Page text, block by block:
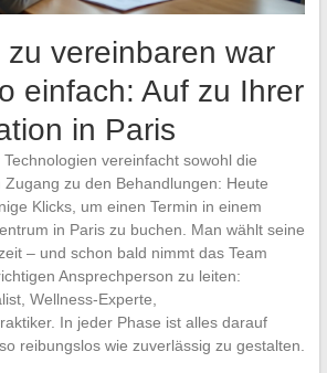
zu vereinbaren war
einfach: Auf zu Ihrer
in Paris
vereinfacht sowohl die
zu den Behandlungen: Heute
Klicks, um einen Termin in einem
in Paris zu buchen. Man wählt seine
– und schon bald nimmt das Team
Ansprechperson zu leiten:
Wellness-Experte,
In jeder Phase ist alles darauf
reibungslos wie zuverlässig zu gestalten.